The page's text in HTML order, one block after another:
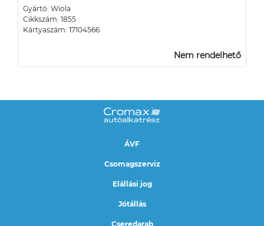
Gyártó: Wiola
Cikkszám: 1855
Kártyaszám: 17104566
Nem rendelhető
ÁVF
Csomagszerviz
Elállási jog
Jótállás
Cseredarab